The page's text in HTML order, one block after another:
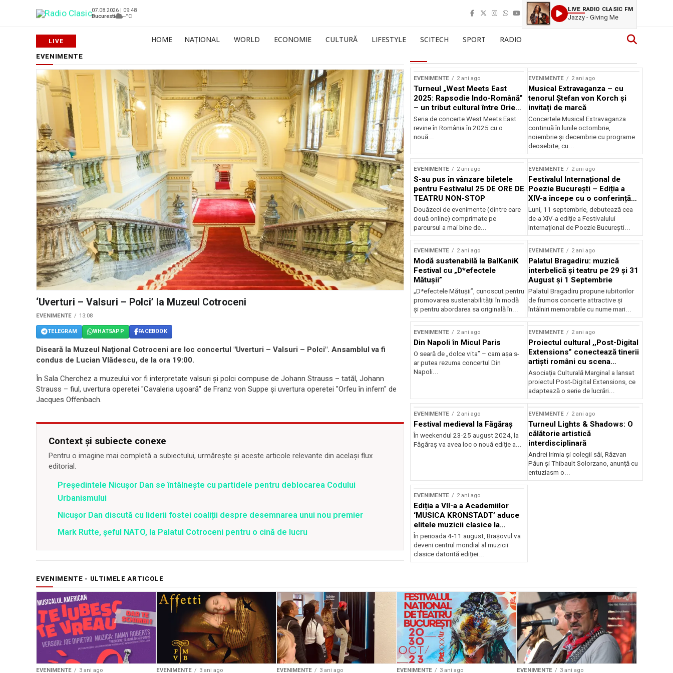
07.08.2026 | 09:48
Bucuresti
--°C
LIVE RADIO CLASIC FM
Jazzy - Giving Me
HOME NAȚIONAL WORLD ECONOMIE CULTURĂ LIFESTYLE SCITECH SPORT RADIO
EVENIMENTE
‘Uverturi – Valsuri – Polci’ la Muzeul Cotroceni
EVENIMENTE 13:08
TELEGRAM WHATSAPP FACEBOOK
Diseară la Muzeul Naţional Cotroceni are loc concertul "Uverturi – Valsuri – Polci". Ansamblul va fi
condus de Lucian Vlădescu, de la ora 19:00.
În Sala Cherchez a muzeului vor fi interpretate valsuri și polci compuse de Johann Strauss – tatăl, Johann
Strauss – fiul, uvertura operetei "Cavaleria ușoară" de Franz von Suppe şi uvertura operetei "Orfeu în infern" de
Jacques Offenbach.
Context și subiecte conexe
Pentru o imagine mai completă a subiectului, urmărește și aceste articole relevante din același flux
editorial.
Președintele Nicușor Dan se întâlnește cu partidele pentru deblocarea Codului
Urbanismului
Nicușor Dan discută cu liderii fostei coaliții despre desemnarea unui nou premier
Mark Rutte, șeful NATO, la Palatul Cotroceni pentru o cină de lucru
EVENIMENTE 2 ani ago
Turneul „West Meets East
2025: Rapsodie Indo-Română”
– un tribut cultural între Orient
și Occident
Seria de concerte West Meets East
revine în România în 2025 cu o
nouă...
EVENIMENTE 2 ani ago
Musical Extravaganza – cu
tenorul Ștefan von Korch și
invitați de marcă
Concertele Musical Extravaganza
continuă în lunile octombrie,
noiembrie şi decembrie cu programe
deosebite, cu...
EVENIMENTE 2 ani ago
S-au pus în vânzare biletele
pentru Festivalul 25 DE ORE DE
TEATRU NON-STOP
Douăzeci de evenimente (dintre care
două online) comprimate pe
parcursul a mai bine de...
EVENIMENTE 2 ani ago
Festivalul Internațional de
Poezie București – Ediția a
XIV-a începe cu o conferință
despre limba română
susținută de Marco Lucchesi
Luni, 11 septembrie, debutează cea
de-a XIV-a ediție a Festivalului
Internațional de Poezie București...
EVENIMENTE 2 ani ago
Modă sustenabilă la BalKaniK
Festival cu „D*efectele
Mătușii”
„D*efectele Mătușii”, cunoscut pentru
promovarea sustenabilității în modă
și pentru abordarea sa originală în...
EVENIMENTE 2 ani ago
Palatul Bragadiru: muzică
interbelică şi teatru pe 29 şi 31
August şi 1 Septembrie
Palatul Bragadiru propune iubitorilor
de frumos concerte attractive şi
întâlniri memorabile cu nume mari...
EVENIMENTE 2 ani ago
Din Napoli în Micul Paris
O seară de „dolce vita” – cam așa s-
ar putea rezuma concertul Din
Napoli...
EVENIMENTE 2 ani ago
Proiectul cultural ,,Post-Digital
Extensions” conectează tinerii
artiști români cu scena
internațională
Asociația Culturală Marginal a lansat
proiectul Post-Digital Extensions, ce
adaptează o serie de lucrări...
EVENIMENTE 2 ani ago
Festival medieval la Făgăraș
În weekendul 23-25 august 2024, la
Făgăraș va avea loc o nouă ediție a...
EVENIMENTE 2 ani ago
Turneul Lights & Shadows: O
călătorie artistică
interdisciplinară
Andrei Irimia și colegii săi, Răzvan
Păun și Thibault Solorzano, anunță cu
entuziasm o...
EVENIMENTE 2 ani ago
Ediția a VII-a a Academiilor
‘MUSICA KRONSTADT’ aduce
elitele muzicii clasice la
Brașov
În perioada 4-11 august, Brașovul va
deveni centrul mondial al muzicii
clasice datorită ediției...
EVENIMENTE - ULTIMELE ARTICOLE
EVENIMENTE 3 ani ago EVENIMENTE 3 ani ago EVENIMENTE 3 ani ago EVENIMENTE 3 ani ago EVENIMENTE 3 ani ago